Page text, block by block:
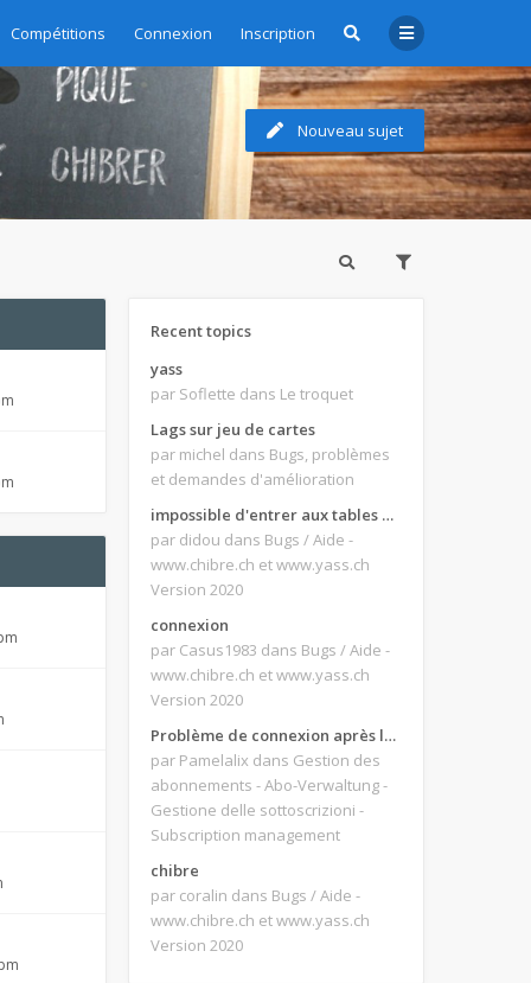
Compétitions Connexion Inscription
Nouveau sujet
Recent topics
yass
par Soflette dans Le troquet
Lags sur jeu de cartes
par michel dans Bugs, problèmes
et demandes d'amélioration
impossible d'entrer aux tables de jeux
par didou dans Bugs / Aide -
www.chibre.ch et www.yass.ch
Version 2020
connexion
par Casus1983 dans Bugs / Aide -
www.chibre.ch et www.yass.ch
Version 2020
Problème de connexion après le changement d'adresse e-mail.
par Pamelalix dans Gestion des
abonnements - Abo-Verwaltung -
Gestione delle sottoscrizioni -
Subscription management
chibre
par coralin dans Bugs / Aide -
www.chibre.ch et www.yass.ch
Version 2020